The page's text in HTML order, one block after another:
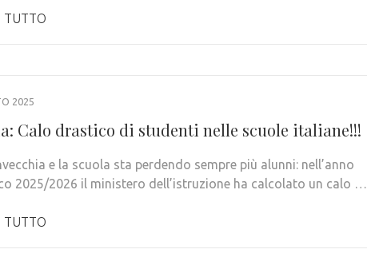
TUTTO
2025
Calo drastico di studenti nelle scuole italiane!!!
e la scuola sta perdendo sempre più alunni: nell’anno
2025/2026 il ministero dell’istruzione ha calcolato un calo …
TUTTO